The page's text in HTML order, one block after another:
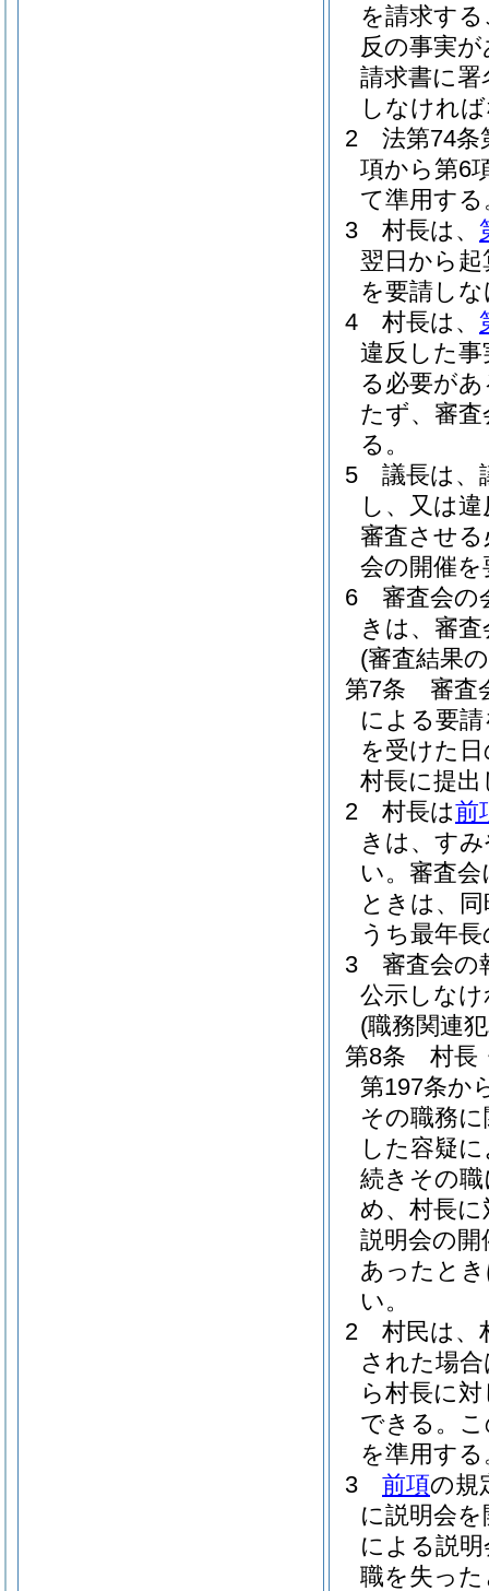
を請求す
反の事実
請求書に署
しなけれ
2
法第74条
項から第6
て準用する
3
村長は、
翌日から
を要請し
4
村長は、
違反した
る必要が
たず、審
る。
5
議長は、
し、又は
審査させ
会の開催
6
審査会の
きは、審
(審査結果
第7条
審査
による要
を受けた
村長に提
2
村長は前
きは、す
い。 審査
ときは、
うち最年
3
審査会の
公示しな
(職務関連
第8条
村長
第197条か
その職務
した容疑
続きその
め、村長
説明会の
あったと
い。
2
村民は、
された場
ら村長に
できる。
を準用する
3
前項の規
に説明会
による説
職を失っ